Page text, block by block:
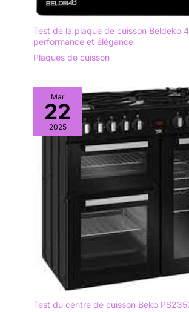
Test de la plaque de cuisson Beldeko
performance et élégance
Plaques de cuisson
Mar
22
2025
Test du centre de cuisson Beko